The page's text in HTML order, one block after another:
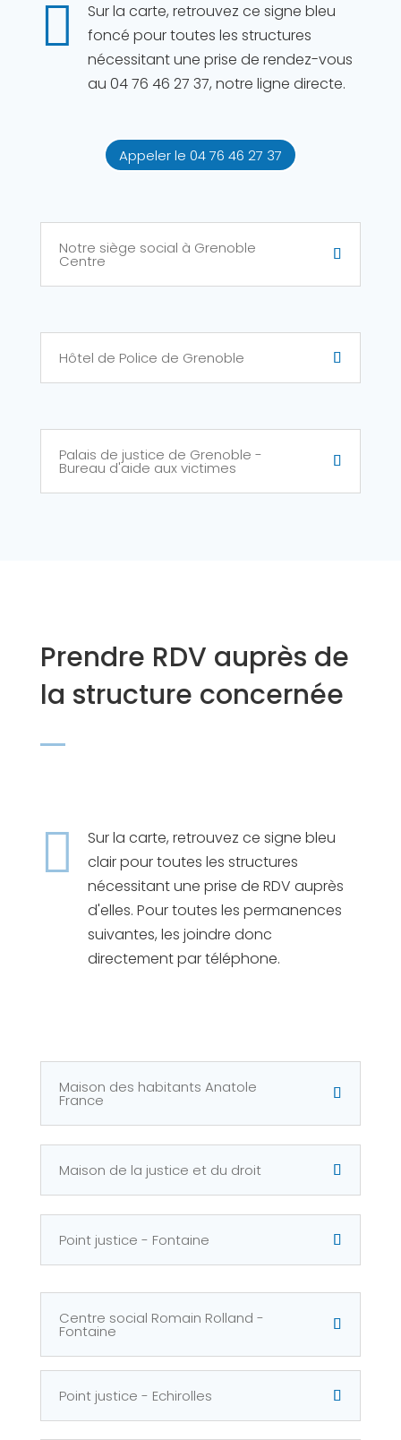

Sur la carte, retrouvez ce signe bleu
foncé pour toutes les structures
nécessitant une prise de rendez-vous
au 04 76 46 27 37, notre ligne directe.
Appeler le 04 76 46 27 37
Notre siège social à Grenoble
Centre
Hôtel de Police de Grenoble
Palais de justice de Grenoble -
Bureau d'aide aux victimes
Prendre RDV auprès de
la structure concernée

Sur la carte, retrouvez ce signe bleu
clair pour toutes les structures
nécessitant une prise de RDV auprès
d'elles. Pour toutes les permanences
suivantes, les joindre donc
directement par téléphone.
Maison des habitants Anatole
France
Maison de la justice et du droit
Point justice - Fontaine
Centre social Romain Rolland -
Fontaine
Point justice - Echirolles